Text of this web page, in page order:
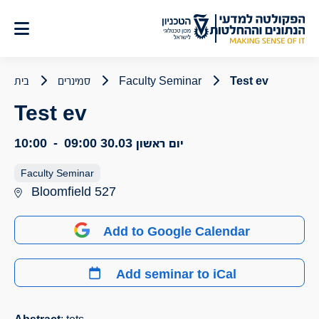
לתוכן
בית סמינרים Faculty Seminar Test ev
Test ev
יום ראשון 30.03 09:00
-
10:00
Faculty Seminar
Bloomfield 527
Add to Google Calendar
Add seminar to iCal